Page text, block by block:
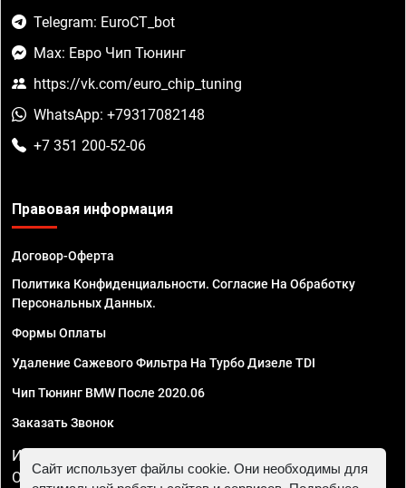
Telegram: EuroCT_bot
Max: Евро Чип Тюнинг
https://vk.com/euro_chip_tuning
WhatsApp: +79317082148
+7 351 200-52-06
Правовая информация
Договор-Оферта
Политика Конфиденциальности. Согласие На Обработку
Персональных Данных.
Формы Оплаты
Удаление Сажевого Фильтра На Турбо Дизеле TDI
Чип Тюнинг BMW После 2020.06
Заказать Звонок
ИП Смирнов Георгий Павлович. ИНН 781302555843,
ОГРНИП 324470400032610
Сайт использует файлы cookie. Они необходимы для